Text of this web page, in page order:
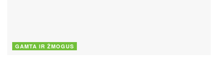
GAMTA IR ŽMOGUS